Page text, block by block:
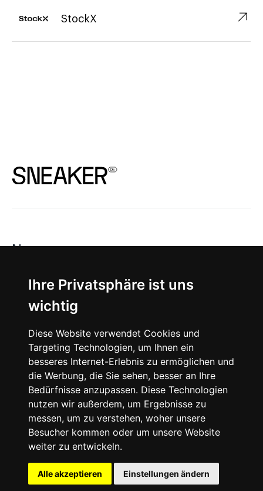
Ihre Privatsphäre ist uns
wichtig
Diese Website verwendet Cookies und
Targeting Technologien, um Ihnen ein
besseres Internet-Erlebnis zu ermöglichen und
die Werbung, die Sie sehen, besser an Ihre
Bedürfnisse anzupassen. Diese Technologien
nutzen wir außerdem, um Ergebnisse zu
messen, um zu verstehen, woher unsere
Besucher kommen oder um unsere Website
weiter zu entwickeln.
Alle akzeptieren Einstellungen ändern
StockX ↗︎
News
About
Instagram
Facebook
© 2024 SNEAKERᴰᴱ, All rights reserved.
Impressum Datenschutz
Cookie-Einstellungen